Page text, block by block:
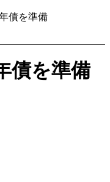
債を準備
債を準備